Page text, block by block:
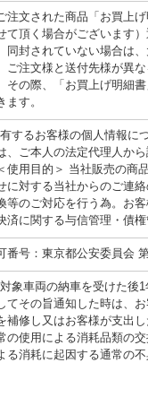
注文された商品「お買上
て頂く場合がございます
同封されていない場合は
ご注文様と送付先様が異
その際、「お買上げ明細
ます。
するお客様の個人情報に
、ご本人の法定代理人か
使用目的＞ 当社販売の商
に対する当社からのご連
等のご対応を行う為。お
済に関する与信管理・債
番号：東京都公安委員会
象車両の納車を受けた後
てその旨通知した時は、
補修し又はお客様が支出
の使用による消耗品類の
る消耗に起因する通常の